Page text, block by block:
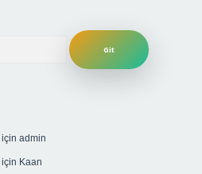
için admin
için Kaan